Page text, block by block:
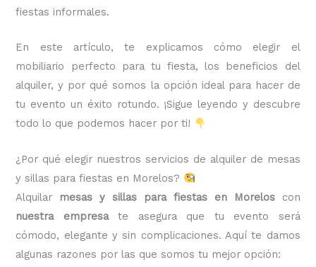
fiestas informales.
En este artículo, te explicamos cómo elegir el
mobiliario perfecto para tu fiesta, los beneficios del
alquiler, y por qué somos la opción ideal para hacer de
tu evento un éxito rotundo. ¡Sigue leyendo y descubre
todo lo que podemos hacer por ti!
¿Por qué elegir nuestros servicios de alquiler de mesas
y sillas para fiestas en Morelos?
Alquilar mesas y sillas para fiestas en Moreloscon
nuestra empresate asegura que tu evento será
cómodo, elegante y sin complicaciones. Aquí te damos
algunas razones por las que somos tu mejor opción: